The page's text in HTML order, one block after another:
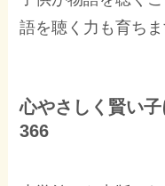
語を聴く力も育ちま
心やさしく賢い
366